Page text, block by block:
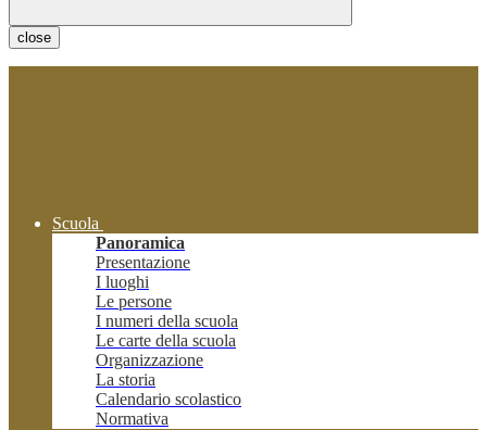
close
Scuola
Panoramica
Presentazione
I luoghi
Le persone
I numeri della scuola
Le carte della scuola
Organizzazione
La storia
Calendario scolastico
Normativa